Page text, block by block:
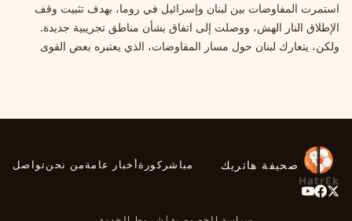
استمرت المفاوضات بين لبنان وإسرائيل في روما، بهدف تثبيت وقف
الإطلاق النار الهش، ووصلت إلى اتفاق بشأن مناطق تجريبية جديدة.
ولكن، يتعارك لبنان حول مسار المفاوضات، الذي يعتبره بعض القوى
صحيفة هاتريك مباشر كورةأخبار عامةمن نحنتواصل